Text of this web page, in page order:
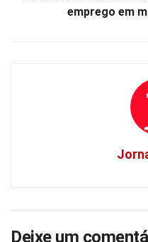
emprego em
Deixe um